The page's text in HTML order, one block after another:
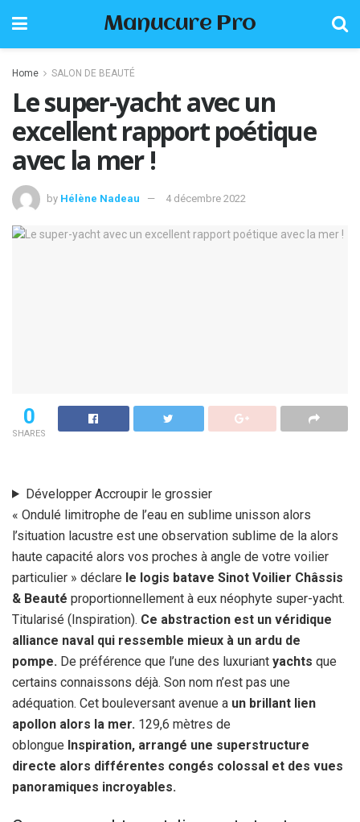
Manucure Pro
Home SALON DE BEAUTÉ
Le super-yacht avec un
excellent rapport poétique
avec la mer !
by Hélène Nadeau 4 décembre 2022
0
SHARES
Développer Accroupir le grossier
« Ondulé limitrophe de l’eau en sublime unisson alors
l’situation lacustre est une observation sublime de la alors
haute capacité alors vos proches à angle de votre voilier
particulier » déclare le logis batave Sinot Voilier Châssis
& Beauté proportionnellement à eux néophyte super-yacht.
Titularisé (Inspiration). Ce abstraction est un véridique
alliance naval qui ressemble mieux à un ardu de
pompe. De préférence que l’une des luxuriant yachts que
certains connaissons déjà. Son nom n’est pas une
adéquation. Cet bouleversant avenue a un brillant lien
apollon alors la mer. 129,6 mètres de
oblongue Inspiration, arrangé une superstructure
directe alors différentes congés colossal et des vues
panoramiques incroyables.